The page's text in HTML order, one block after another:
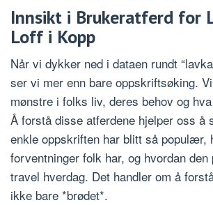
Innsikt i Brukeratferd for
Loff i Kopp
Når vi dykker ned i dataen rundt
ser vi mer enn bare oppskriftsøking.
mønstre i folks liv, deres behov og
Å forstå disse atferdene hjelper oss å
enkle oppskriften har blitt så populær,
forventninger folk har, og hvordan
travel hverdag. Det handler om å
ikke bare *brødet*.